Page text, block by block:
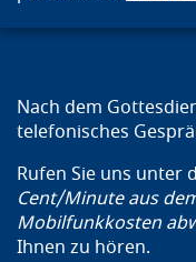
Nach dem
telefonisches
Rufen Sie uns unter
Cent/Minute aus
Mobilfunkkosten
Ihnen zu hören.